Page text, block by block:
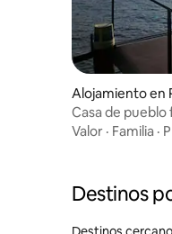
Alojamiento en
a
Casa de
Valor · Familia ·
Destinos